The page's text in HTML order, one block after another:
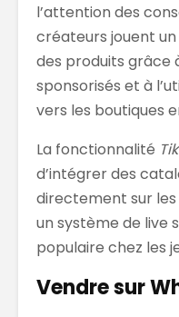
l’attention des
créateurs jouent
des produits grâce
sponsorisés et à
vers les boutiques
La fonctionnalité
d’intégrer des
directement sur
un système de live
populaire chez les
Vendre sur